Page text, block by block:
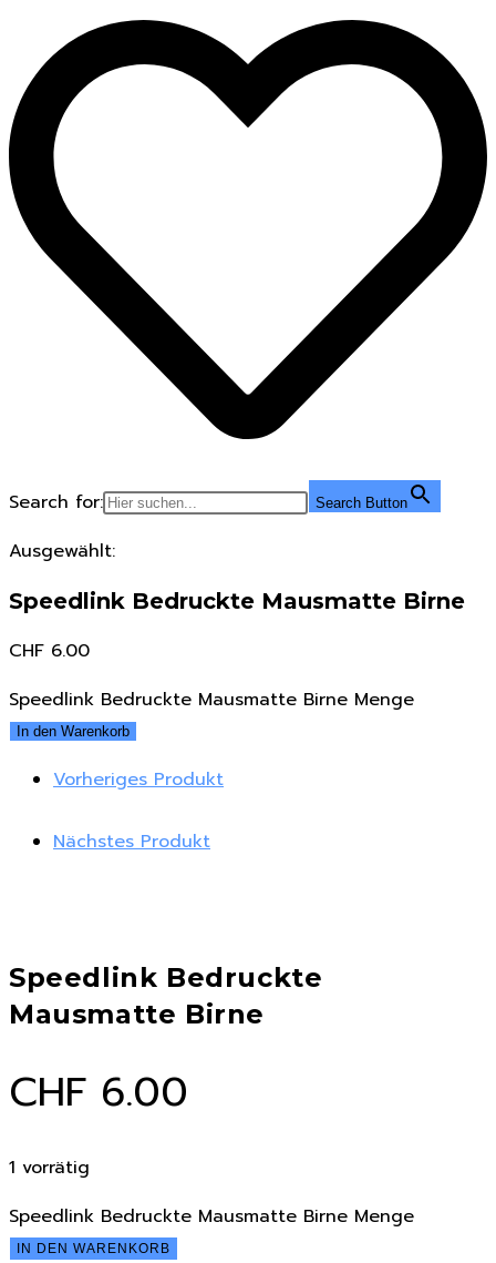
Search for: Search Button
Ausgewählt:
Speedlink Bedruckte Mausmatte Birne
CHF 6.00
Speedlink Bedruckte Mausmatte Birne Menge
In den Warenkorb
Vorheriges Produkt
Nächstes Produkt
Speedlink Bedruckte
Mausmatte Birne
CHF 6.00
1 vorrätig
Speedlink Bedruckte Mausmatte Birne Menge
IN DEN WARENKORB